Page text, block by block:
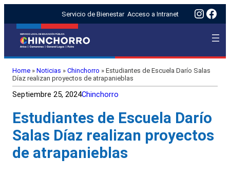
Servicio de Bienestar Acceso a Intranet
Home » Noticias » Chinchorro » Estudiantes de Escuela Darío Salas
Díaz realizan proyectos de atrapanieblas
Septiembre 25, 2024Chinchorro
Estudiantes de Escuela Darío
Salas Díaz realizan proyectos
de atrapanieblas